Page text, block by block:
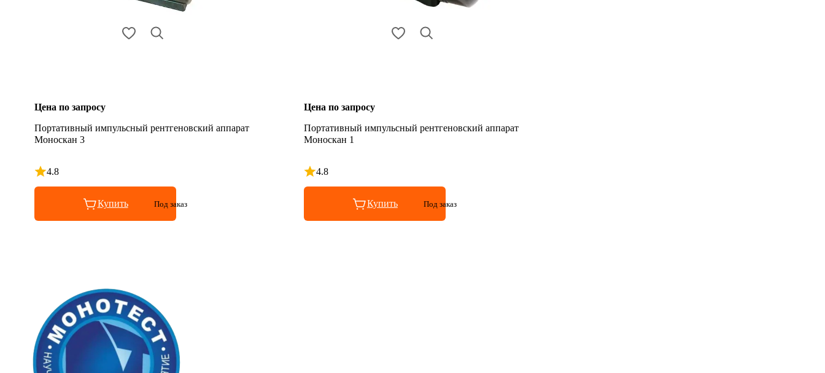
Цена по запросу
Портативный импульсный рентгеновский аппарат
Моноскан 3
4.8
Рейтинг 4.8 из 5
Купить Под заказ
Цена по запросу
Портативный импульсный рентгеновский аппарат
Моноскан 1
4.8
Рейтинг 4.8 из 5
Купить Под заказ